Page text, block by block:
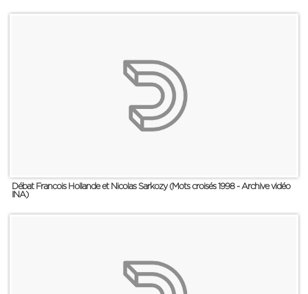
Débat Francois Hollande et Nicolas Sarkozy (Mots croisés 1998 - Archive vidéo
INA)